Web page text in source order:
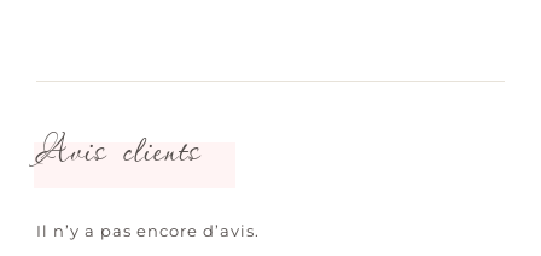
Avis clients
Il n’y a pas encore d’avis.